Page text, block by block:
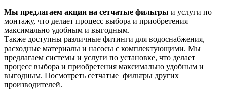
Мы предлагаем акции на сетчатые фильтры и услуги по
монтажу, что делает процесс выбора и приобретения
максимально удобным и выгодным.
Также доступны различные фитинги для водоснабжения,
расходные материалы и насосы с комплектующими. Мы
предлагаем системы и услуги по установке, что делает
процесс выбора и приобретения максимально удобным и
выгодным. Посмотреть сетчатые фильтры других
производителей.